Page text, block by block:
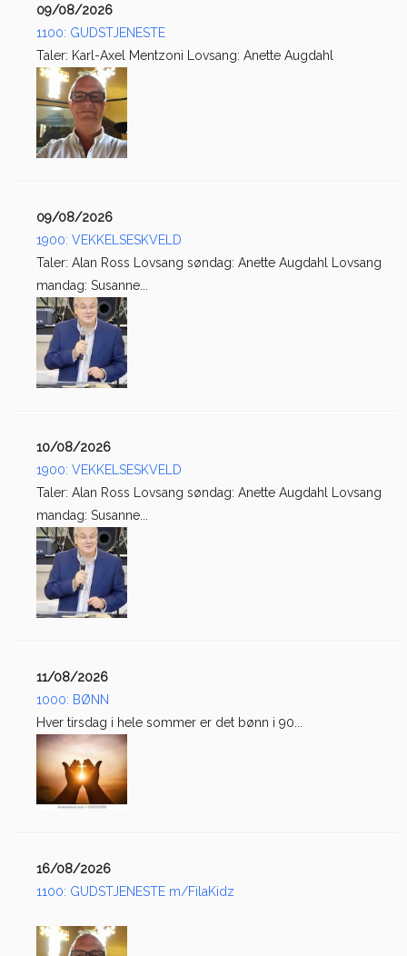
09/08/2026
1100: GUDSTJENESTE
Taler: Karl-Axel Mentzoni Lovsang: Anette Augdahl
09/08/2026
1900: VEKKELSESKVELD
Taler: Alan Ross Lovsang søndag: Anette Augdahl Lovsang
mandag: Susanne...
10/08/2026
1900: VEKKELSESKVELD
Taler: Alan Ross Lovsang søndag: Anette Augdahl Lovsang
mandag: Susanne...
11/08/2026
1000: BØNN
Hver tirsdag i hele sommer er det bønn i 90...
16/08/2026
1100: GUDSTJENESTE m/FilaKidz